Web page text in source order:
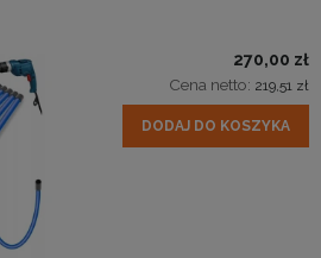
270,00 zł
Cena netto: 219,51 zł
DODAJ DO KOSZYKA